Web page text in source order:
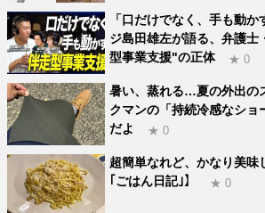
「口だけでなく、手も動
ジ島田雄左が語る、弁護
型事業支援"の正体
★ 0
暑い、蒸れる…夏の外出の
クマンの「持続冷感なショ
だよ
★ 0
超簡単なれど、かなり美味
｢ごはん日記｣】
★ 0